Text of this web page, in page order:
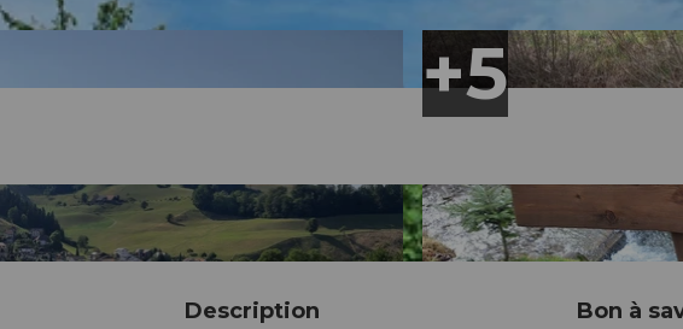
Description Bon à